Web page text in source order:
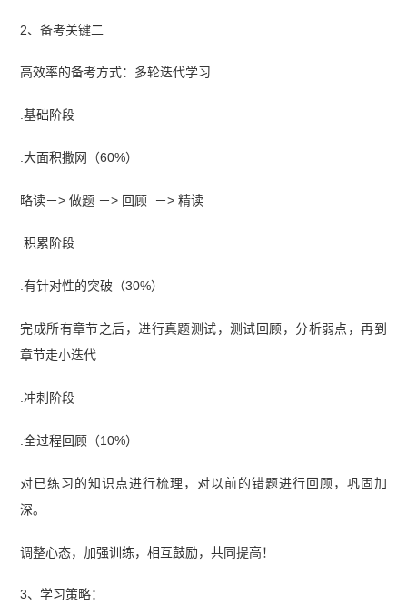
2、备考关键二
高效率的备考方式：多轮迭代学习
.基础阶段
.大面积撒网（60%）
略读－> 做题 －> 回顾 －> 精读
.积累阶段
.有针对性的突破（30%）
完成所有章节之后，进行真题测试，测试回顾，分析弱点，再到
章节走小迭代
.冲刺阶段
.全过程回顾（10%）
对已练习的知识点进行梳理，对以前的错题进行回顾，巩固加
深。
调整心态，加强训练，相互鼓励，共同提高！
3、学习策略：